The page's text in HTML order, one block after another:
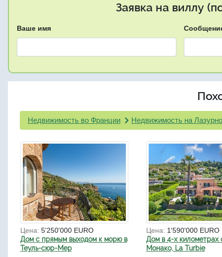
Заявка на виллу
Ваше имя
Недвижимость во Франции Недвижимость на
Цена: 5'250'000 EURO
Дом с прямым выходом к морю в
Теуль-сюр-Мер
Цена: 1'590'000 EURO
Дом в 4-х километрах
Монако, La Turbie